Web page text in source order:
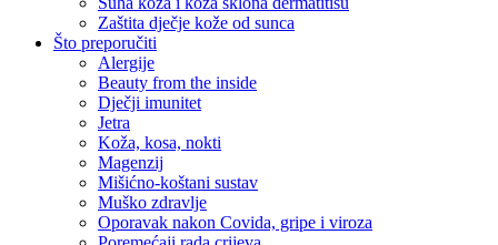
Zaštita dječje kože od sunca
Što preporučiti
Alergije
Beauty from the inside
Dječji imunitet
Jetra
Koža, kosa, nokti
Magenzij
Mišićno-koštani sustav
Muško zdravlje
Oporavak nakon Covida, gripe i viroza